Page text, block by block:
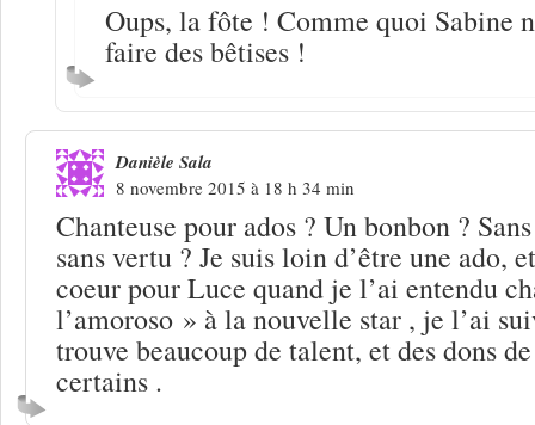
Oups, la fôte ! Comme quoi Sabine
faire des bêtises !
Danièle Sala
8 novembre 2015 à 18 h 34 min
Chanteuse pour ados ? Un bonbon ?
sans vertu ? Je suis loin d’être une ado,
coeur pour Luce quand je l’ai entendu
l’amoroso » à la nouvelle star , je l’ai
trouve beaucoup de talent, et des dons
certains .